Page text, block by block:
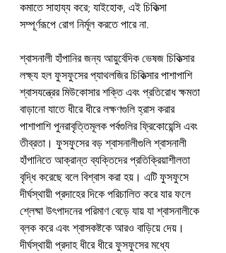
কমাতে সাহায্য করে; যাইহোক, এই চিকিত্সা
সম্পূর্ণরূপে রোগ নির্মূল করতে পারে না.
শ্বাসনালী হাঁপানির জন্য আয়ুর্বেদিক ভেষজ চিকিত্সার
লক্ষ্য হল ফুসফুসের প্যাথলজির চিকিত্সার পাশাপাশি
শ্বাসযন্ত্রের মিউকোসার শক্তি এবং প্রতিরোধ ক্ষমতা
বাড়ানো যাতে ধীরে ধীরে লক্ষণগুলি হ্রাস করার
পাশাপাশি পুনরাবৃত্তিমূলক পর্বগুলির ফ্রিকোয়েন্সি এবং
তীব্রতা। ফুসফুসের বড় শ্বাসনালীগুলি শ্বাসনালী
হাঁপানিতে আক্রান্ত ব্যক্তিদের প্রতিক্রিয়াশীলতা
বৃদ্ধি করেছে বলে বিশ্বাস করা হয়। এটি ফুসফুসে
দীর্ঘস্থায়ী প্রদাহের দিকে পরিচালিত করে যার ফলে
শ্লেষ্মা উৎপাদনের পরিমাণ বেড়ে যায় যা শ্বাসনালীকে
ব্লক করে এবং শ্বাসকষ্টকে আরও বাড়িয়ে দেয়।
দীর্ঘস্থায়ী প্রদাহ ধীরে ধীরে ফুসফুসের মধ্যে